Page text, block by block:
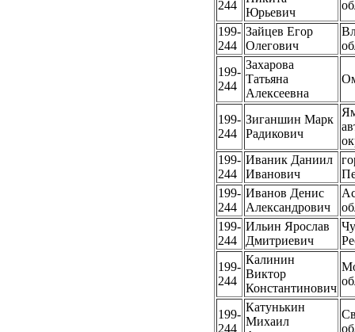
244
Юрьевич
199-
244
Зайцев Егор
Олегович
199-
244
Захарова
Татьяна
Алексеевна
199-
244
Зиганшин Марк
Радикович
199-
244
Иваник Даниил
Иванович
199-
244
Иванов Денис
Александрович
199-
244
Ильин Ярослав
Дмитриевич
199-
244
Калинин
Виктор
Константинович
199-
244
Катунькин
Михаил